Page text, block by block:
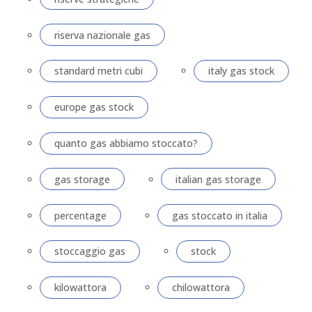
riserva nazionale gas
standard metri cubi italy gas stock
europe gas stock
quanto gas abbiamo stoccato?
gas storage italian gas storage
percentage gas stoccato in italia
stoccaggio gas stock
kilowattora chilowattora